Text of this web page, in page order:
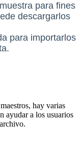
para fines
descargarlos
para importarlos
hay varias
ayudar a los usuarios